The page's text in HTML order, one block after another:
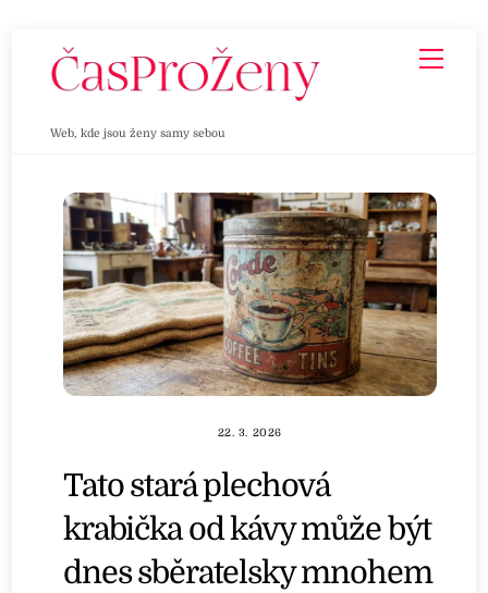
Web, kde jsou ženy samy sebou
22. 3. 2026
Tato stará plechová
krabička od kávy může být
dnes sběratelsky mnohem